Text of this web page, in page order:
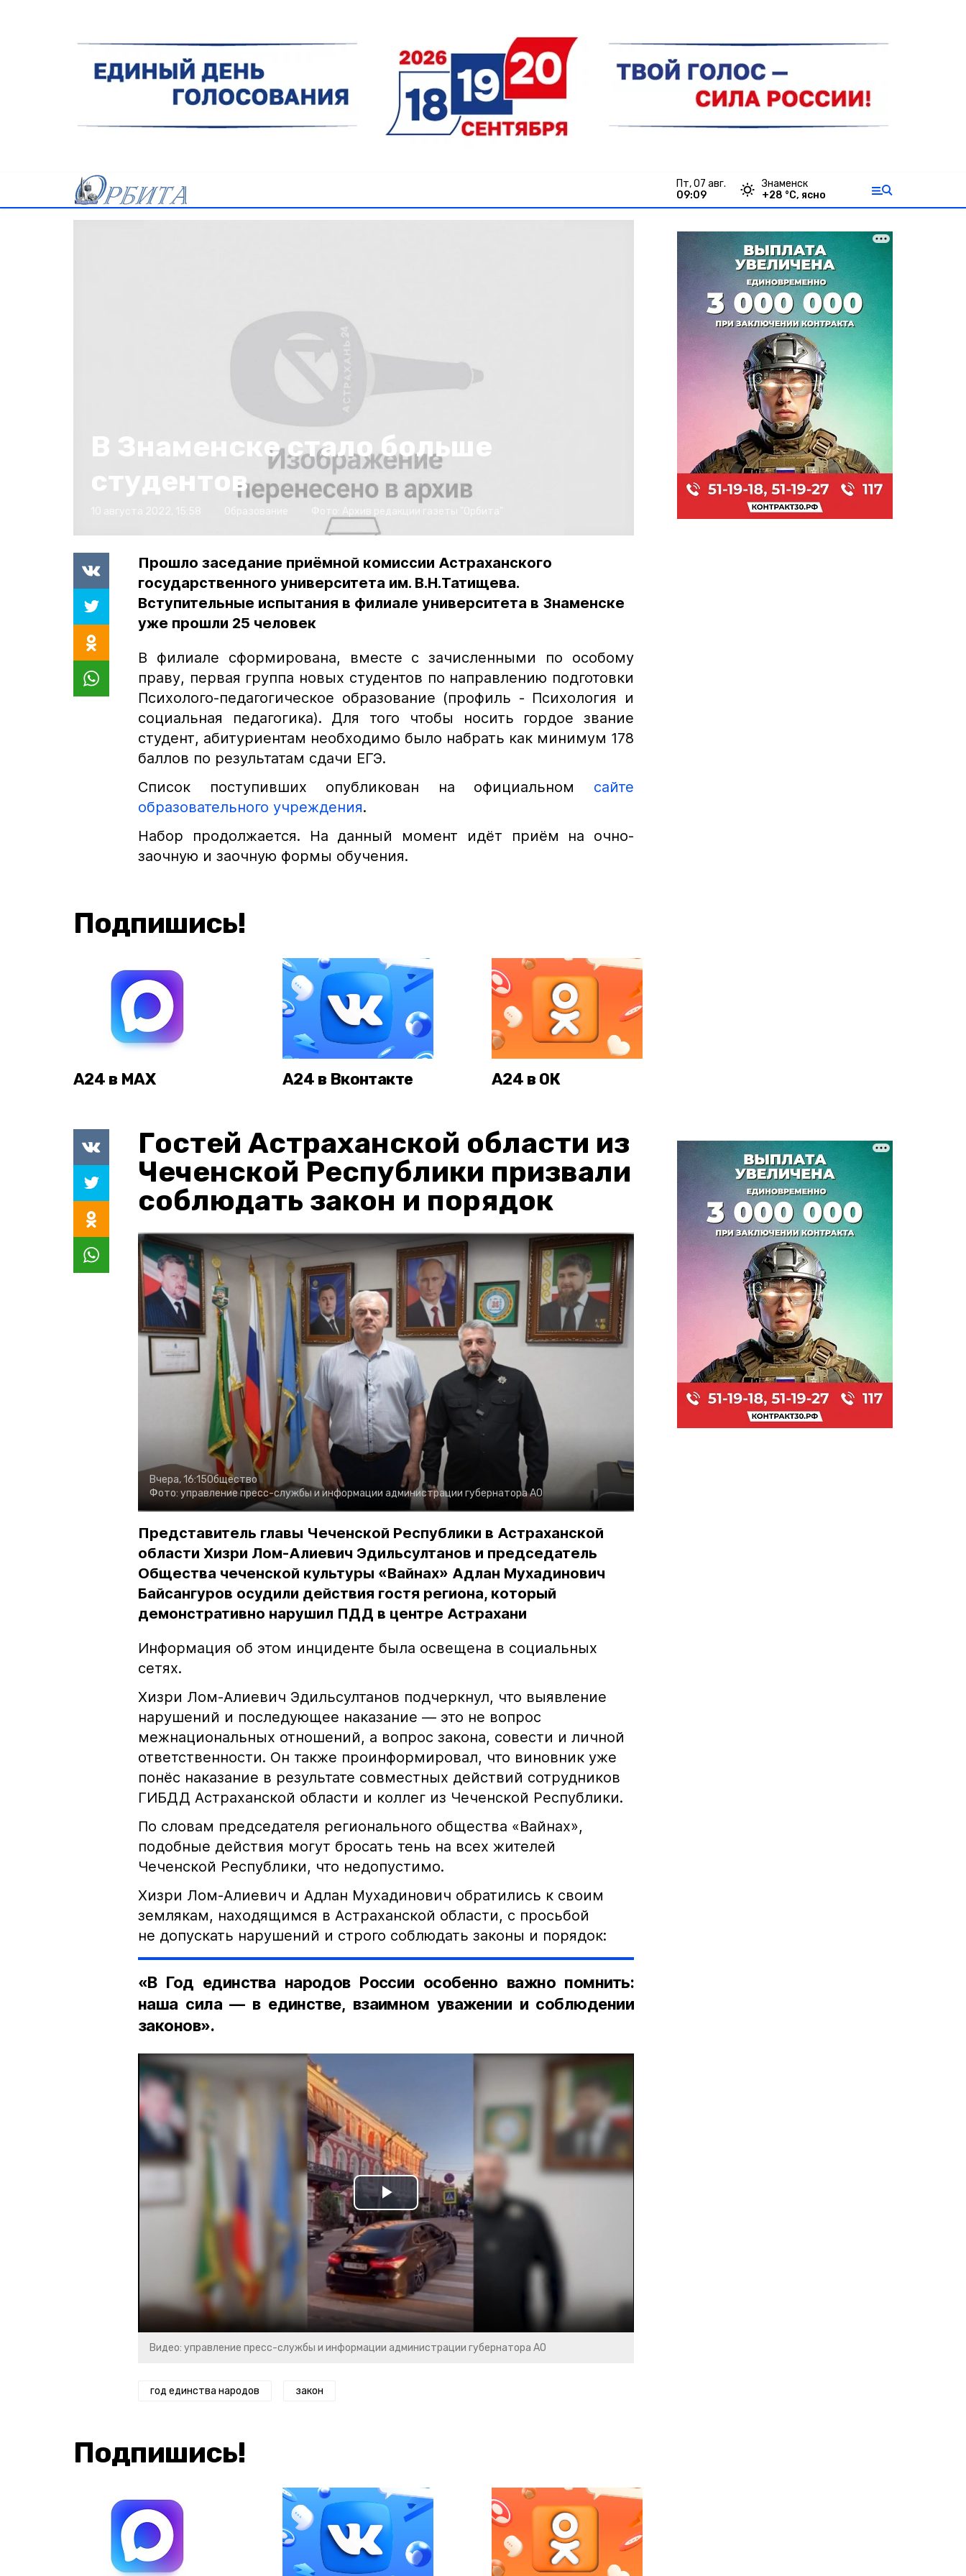
пт, 07 авг.
09:09
Знаменск
+28 °С, ясно
В Знаменске стало больше
студентов
Прошло заседание приёмной комиссии Астраханского
государственного университета им. В.Н.Татищева.
Вступительные испытания в филиале университета в Знаменске
уже прошли 25 человек
В филиале сформирована, вместе с зачисленными по особому
праву, первая группа новых студентов по направлению подготовки
Психолого-педагогическое образование (профиль - Психология и
социальная педагогика). Для того чтобы носить гордое звание
студент, абитуриентам необходимо было набрать как минимум 178
баллов по результатам сдачи ЕГЭ.
Список поступивших опубликован на официальном сайте
образовательного учреждения.
Набор продолжается. На данный момент идёт приём на очно-
заочную и заочную формы обучения.
Подпишись!
А24 в MAX А24 в Вконтакте А24 в ОК
Гостей Астраханской области из
Чеченской Республики призвали
соблюдать закон и порядок
Вчера, 16:15Общество
Фото: управление пресс-службы и информации администрации губернатора АО
Представитель главы Чеченской Республики в Астраханской
области Хизри Лом-Алиевич Эдильсултанов и председатель
Общества чеченской культуры «Вайнах» Адлан Мухадинович
Байсангуров осудили действия гостя региона, который
демонстративно нарушил ПДД в центре Астрахани
Информация об этом инциденте была освещена в социальных
сетях.
Хизри Лом-Алиевич Эдильсултанов подчеркнул, что выявление
нарушений и последующее наказание — это не вопрос
межнациональных отношений, а вопрос закона, совести и личной
ответственности. Он также проинформировал, что виновник уже
понёс наказание в результате совместных действий сотрудников
ГИБДД Астраханской области и коллег из Чеченской Республики.
По словам председателя регионального общества «Вайнах»,
подобные действия могут бросать тень на всех жителей
Чеченской Республики, что недопустимо.
Хизри Лом-Алиевич и Адлан Мухадинович обратились к своим
землякам, находящимся в Астраханской области, с просьбой
не допускать нарушений и строго соблюдать законы и порядок:
«В Год единства народов России особенно важно помнить:
наша сила — в единстве, взаимном уважении и соблюдении
законов».
Play
Video
Видео: управление пресс-службы и информации администрации губернатора АО
год единства народов закон
Подпишись!